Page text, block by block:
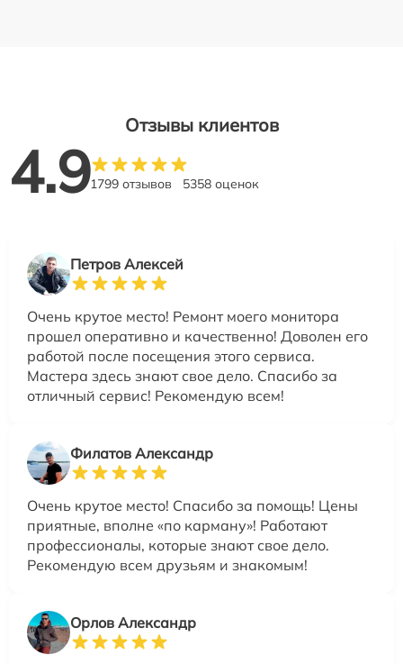
Отзывы клиентов
4.91799 отзывов 5358 оценок
Петров Алексей
Очень крутое место! Ремонт моего монитора
прошел оперативно и качественно! Доволен его
работой после посещения этого сервиса.
Мастера здесь знают свое дело. Спасибо за
отличный сервис! Рекомендую всем!
Филатов Александр
Очень крутое место! Спасибо за помощь! Цены
приятные, вполне «по карману»! Работают
профессионалы, которые знают свое дело.
Рекомендую всем друзьям и знакомым!
Орлов Александр